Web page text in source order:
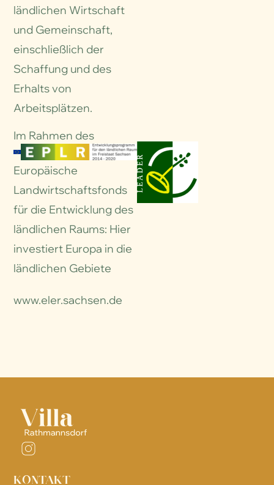
ländlichen Wirtschaft
und Gemeinschaft,
einschließlich der
Schaffung und des
Erhalts von
Arbeitsplätzen.
Im Rahmen des
Europäische
Landwirtschaftsfonds
für die Entwicklung des
ländlichen Raums: Hier
investiert Europa in die
ländlichen Gebiete
www.eler.sachsen.de
KONTAKT